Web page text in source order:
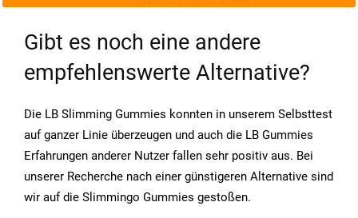
Gibt es noch eine andere
empfehlenswerte Alternative?
Die LB Slimming Gummies konnten in unserem Selbsttest
auf ganzer Linie überzeugen und auch die LB Gummies
Erfahrungen anderer Nutzer fallen sehr positiv aus. Bei
unserer Recherche nach einer günstigeren Alternative sind
wir auf die Slimmingo Gummies gestoßen.